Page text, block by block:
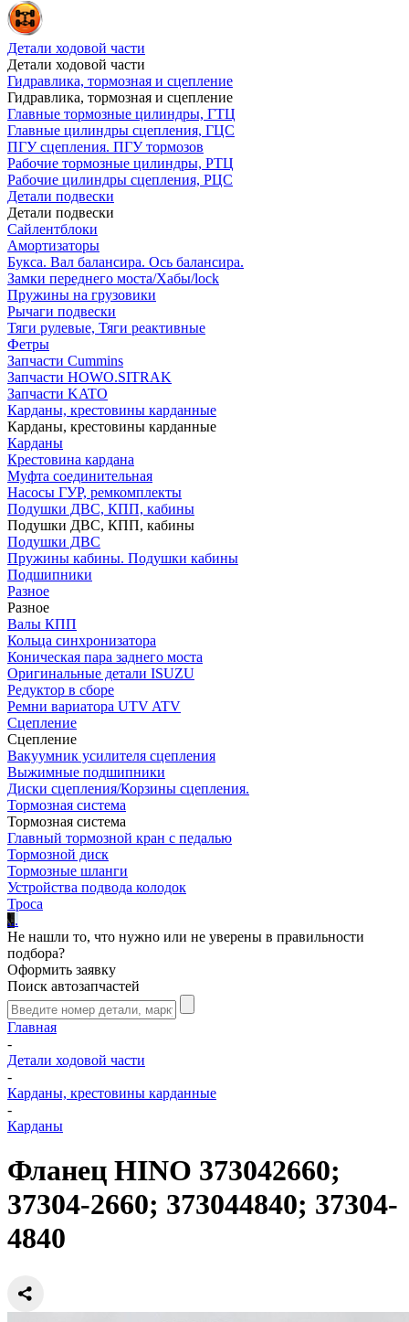
Детали ходовой части
Детали ходовой части
Гидравлика, тормозная и сцепление
Гидравлика, тормозная и сцепление
Главные тормозные цилиндры, ГТЦ
Главные цилиндры сцепления, ГЦС
ПГУ сцепления. ПГУ тормозов
Рабочие тормозные цилиндры, РТЦ
Рабочие цилиндры сцепления, РЦС
Детали подвески
Детали подвески
Cайлентблоки
Амортизаторы
Букса. Вал балансира. Ось балансира.
Замки переднего моста/Хабы/lock
Пружины на грузовики
Рычаги подвески
Тяги рулевые, Тяги реактивные
Фетры
Запчасти Cummins
Запчасти HOWO.SITRAK
Запчасти KATO
Карданы, крестовины карданные
Карданы, крестовины карданные
Карданы
Крестовина кардана
Муфта соединительная
Насосы ГУР, ремкомплекты
Подушки ДВС, КПП, кабины
Подушки ДВС, КПП, кабины
Подушки ДВС
Пружины кабины. Подушки кабины
Подшипники
Разное
Разное
Валы КПП
Кольца синхронизатора
Коническая пара заднего моста
Оригинальные детали ISUZU
Редуктор в сборе
Ремни вариатора UTV ATV
Сцепление
Сцепление
Вакуумник усилителя сцепления
Выжимные подшипники
Диски сцепления/Корзины сцепления.
Тормозная система
Тормозная система
Главный тормозной кран с педалью
Тормозной диск
Тормозные шланги
Устройства подвода колодок
Троса
...
Не нашли то, что нужно или не уверены в правильности
подбора?
Оформить заявку
Поиск автозапчастей
Главная
-
Детали ходовой части
-
Карданы, крестовины карданные
-
Карданы
Фланец HINO 373042660;
37304-2660; 373044840; 37304-
4840